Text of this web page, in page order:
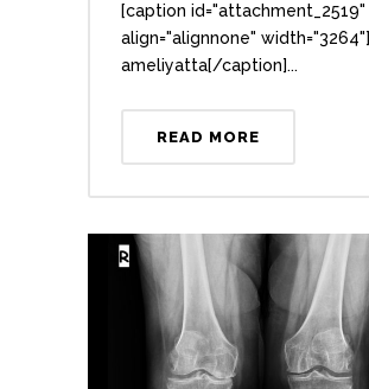
[caption id="attachment_2519"
align="alignnone" width="3264"]
ameliyatta[/caption]...
READ MORE